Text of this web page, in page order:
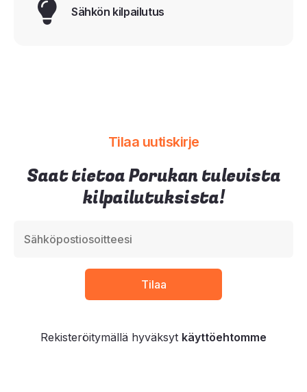
Sähkön kilpailutus
Tilaa uutiskirje
Saat tietoa Porukan tulevista
kilpailutuksista!
Rekisteröitymällä hyväksyt käyttöehtomme